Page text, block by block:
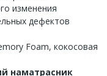
изменения
дефектов
Foam, кокосовая
наматрасник